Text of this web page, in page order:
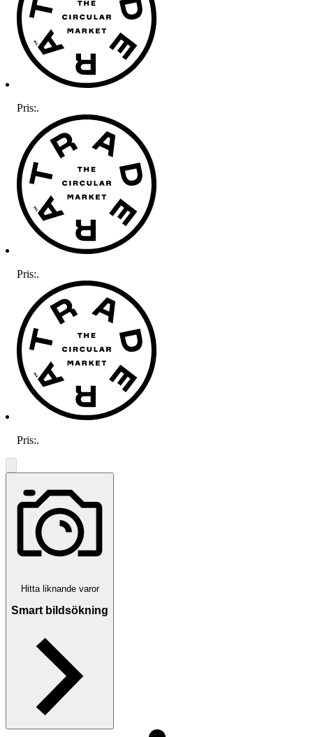
Pris:.
Pris:.
Pris:.
Hitta liknande varor
Smart bildsökning